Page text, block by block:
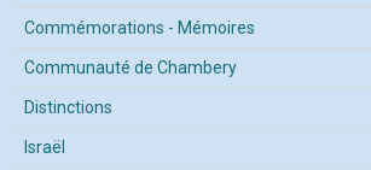
Commémorations - Mémoires
Communauté de Chambery
Distinctions
Israël